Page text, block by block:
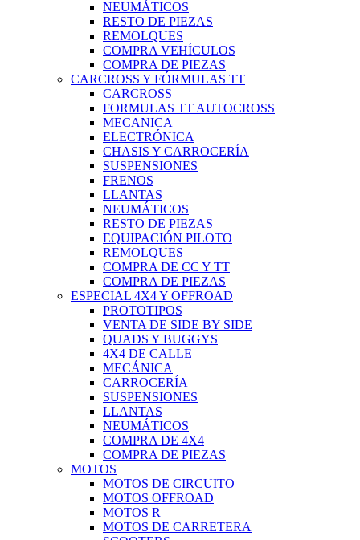
NEUMÁTICOS
RESTO DE PIEZAS
REMOLQUES
COMPRA VEHÍCULOS
COMPRA DE PIEZAS
CARCROSS Y FÓRMULAS TT
CARCROSS
FORMULAS TT AUTOCROSS
MECANICA
ELECTRÓNICA
CHASIS Y CARROCERÍA
SUSPENSIONES
FRENOS
LLANTAS
NEUMÁTICOS
RESTO DE PIEZAS
EQUIPACIÓN PILOTO
REMOLQUES
COMPRA DE CC Y TT
COMPRA DE PIEZAS
ESPECIAL 4X4 Y OFFROAD
PROTOTIPOS
VENTA DE SIDE BY SIDE
QUADS Y BUGGYS
4X4 DE CALLE
MECÁNICA
CARROCERÍA
SUSPENSIONES
LLANTAS
NEUMÁTICOS
COMPRA DE 4X4
COMPRA DE PIEZAS
MOTOS
MOTOS DE CIRCUITO
MOTOS OFFROAD
MOTOS R
MOTOS DE CARRETERA